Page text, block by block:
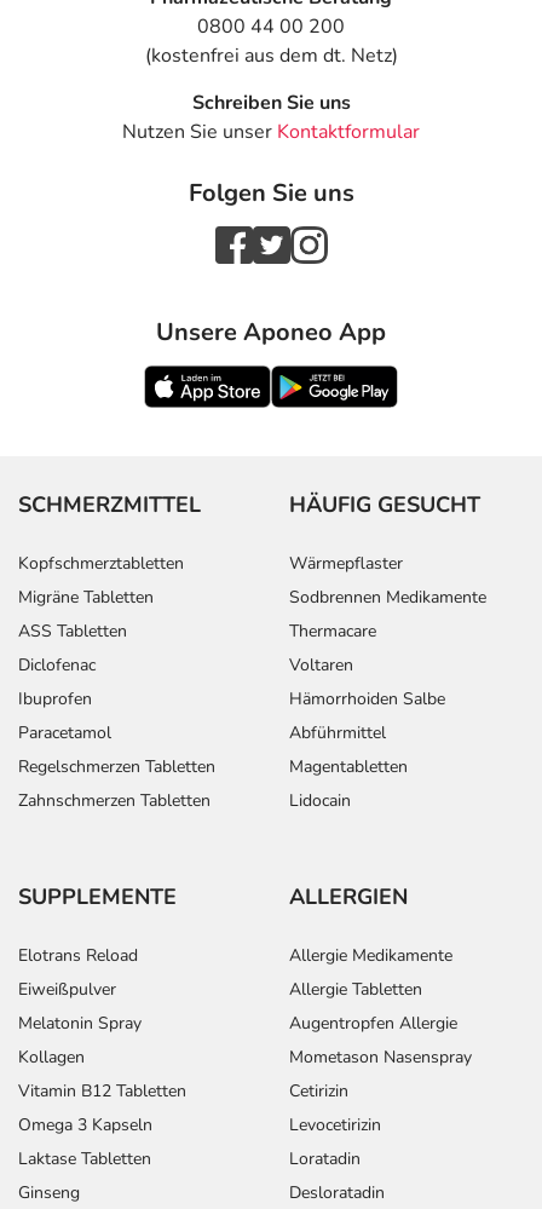
0800 44 00 200
(kostenfrei aus dem dt. Netz)
Schreiben Sie uns
Nutzen Sie unser Kontaktformular
Folgen Sie uns
Unsere Aponeo App
SCHMERZMITTEL
Kopfschmerztabletten
Migräne Tabletten
ASS Tabletten
Diclofenac
Ibuprofen
Paracetamol
Regelschmerzen Tabletten
Zahnschmerzen Tabletten
HÄUFIG GESUCHT
Wärmepflaster
Sodbrennen Medikamente
Thermacare
Voltaren
Hämorrhoiden Salbe
Abführmittel
Magentabletten
Lidocain
SUPPLEMENTE
Elotrans Reload
Eiweißpulver
Melatonin Spray
Kollagen
Vitamin B12 Tabletten
Omega 3 Kapseln
Laktase Tabletten
Ginseng
ALLERGIEN
Allergie Medikamente
Allergie Tabletten
Augentropfen Allergie
Mometason Nasenspray
Cetirizin
Levocetirizin
Loratadin
Desloratadin